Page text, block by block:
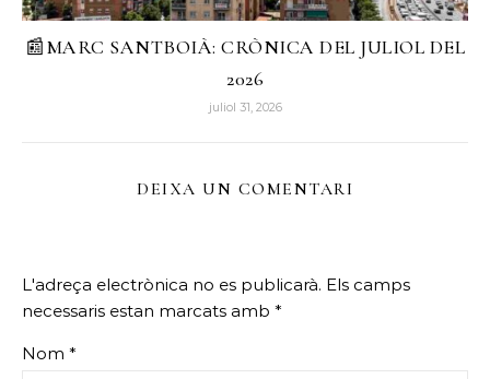
📰MARC SANTBOIÀ: CRÒNICA DEL JULIOL DEL
2026
juliol 31, 2026
DEIXA UN COMENTARI
L'adreça electrònica no es publicarà. Els camps
necessaris estan marcats amb *
Nom *